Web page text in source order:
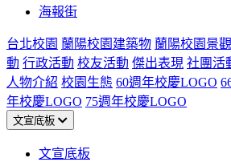
海報街
台北校園 蘭陽校園建築物 蘭陽校園景觀
動 行政活動 校友活動 傑出表現 社團活
人物介紹 校園生態 60週年校慶LOGO
年校慶LOGO 75週年校慶LOGO
文宣底板
文宣底板